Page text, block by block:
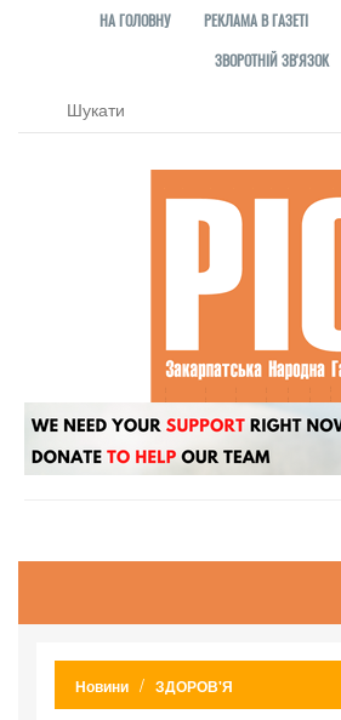
НА ГОЛОВНУ РЕКЛАМА В ГАЗЕТІ
ЗВОРОТНІЙ ЗВ'ЯЗОК
Новини ЗДОРОВ'Я